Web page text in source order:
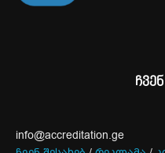
info@accreditation.ge